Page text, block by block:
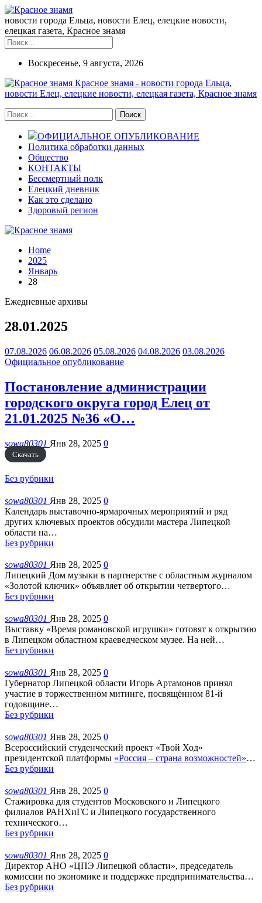
новости города Ельца, новости Елец, елецкие новости,
елецкая газета, Красное знамя
Воскресенье, 9 августа, 2026
Красное знамя - новости города Ельца,
новости Елец, елецкие новости, елецкая газета, Красное знамя
ОФИЦИАЛЬНОЕ ОПУБЛИКОВАНИЕ
Политика обработки данных
Общество
КОНТАКТЫ
Бессмертный полк
Елецкий дневник
Как это сделано
Здоровый регион
Home
2025
Январь
28
Ежедневные архивы
28.01.2025
07.08.2026 06.08.2026 05.08.2026 04.08.2026 03.08.2026
Официальное опубликование
Постановление администрации
городского округа город Елец от
21.01.2025 №36 «О…
sowa80301 Янв 28, 2025 0
Скачать
Без рубрики
sowa80301 Янв 28, 2025 0
Календарь выставочно-ярмарочных мероприятий и ряд
других ключевых проектов обсудили мастера Липецкой
области на…
Без рубрики
sowa80301 Янв 28, 2025 0
Липецкий Дом музыки в партнерстве с областным журналом
«Золотой ключик» объявляет об открытии четвертого…
Без рубрики
sowa80301 Янв 28, 2025 0
Выставку «Время романовской игрушки» готовят к открытию
в Липецком областном краеведческом музее. На ней…
Без рубрики
sowa80301 Янв 28, 2025 0
Губернатор Липецкой области Игорь Артамонов принял
участие в торжественном митинге, посвящённом 81-й
годовщине…
Без рубрики
sowa80301 Янв 28, 2025 0
Всероссийский студенческий проект «Твой Ход»
президентской платформы «Россия – страна возможностей»…
Без рубрики
sowa80301 Янв 28, 2025 0
Стажировка для студентов Московского и Липецкого
филиалов РАНХиГС и Липецкого государственного
технического…
Без рубрики
sowa80301 Янв 28, 2025 0
Директор АНО «ЦПЭ Липецкой области», председатель
комиссии по экономике и поддержке предпринимательства…
Без рубрики